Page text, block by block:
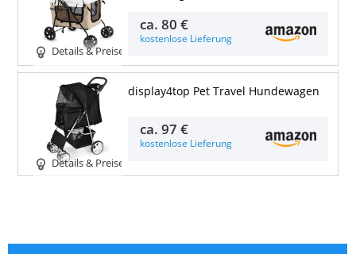
Details & Preise
ca.80 €
kostenlose Lieferung
Details & Preise
display4top Pet Travel Hundewagen
ca.97 €
kostenlose Lieferung